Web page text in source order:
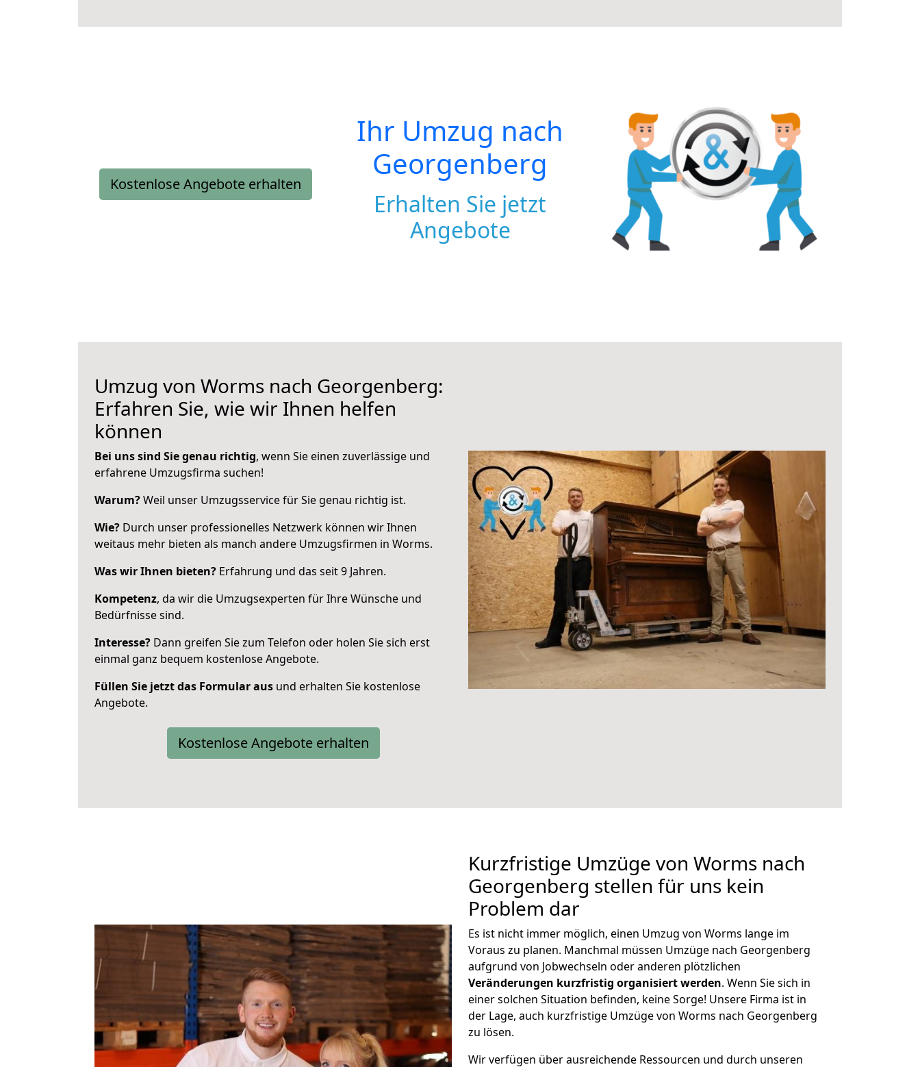
Kostenlose Angebote erhalten
Ihr Umzug nach
Georgenberg
Erhalten Sie jetzt
Angebote
Umzug von Worms nach Georgenberg:
Erfahren Sie, wie wir Ihnen helfen
können
Bei uns sind Sie genau richtig, wenn Sie einen zuverlässige und
erfahrene Umzugsfirma suchen!
Warum?Weil unser Umzugsservice für Sie genau richtig ist.
Wie? Durch unser professionelles Netzwerk können wir Ihnen
weitaus mehr bieten als manch andere Umzugsfirmen in Worms.
Was wir Ihnen bieten? Erfahrung und das seit 9 Jahren.
Kompetenz, da wir die Umzugsexperten für Ihre Wünsche und
Bedürfnisse sind.
Interesse? Dann greifen Sie zum Telefon oder holen Sie sich erst
einmal ganz bequem kostenlose Angebote.
Füllen Sie jetzt das Formular aus und erhalten Sie kostenlose
Angebote.
Kostenlose Angebote erhalten
Kurzfristige Umzüge von Worms nach
Georgenberg stellen für uns kein
Problem dar
Es ist nicht immer möglich, einen Umzug von Worms lange im
Voraus zu planen. Manchmal müssen Umzüge nach Georgenberg
aufgrund von Jobwechseln oder anderen plötzlichen
Veränderungen kurzfristig organisiert werden. Wenn Sie sich in
einer solchen Situation befinden, keine Sorge! Unsere Firma ist in
der Lage, auch kurzfristige Umzüge von Worms nach Georgenberg
zu lösen.
Wir verfügen über ausreichende Ressourcen und durch unseren